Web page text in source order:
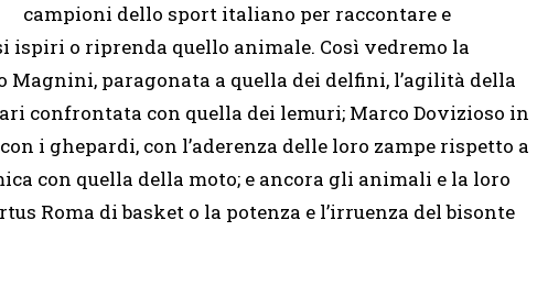
campioni dello sport italiano per raccontare e
ispiri o riprenda quello animale. Così vedremo la
paragonata a quella dei delfini, l’agilità della
confrontata con quella dei lemuri; Marco Dovizioso in
i ghepardi, con l’aderenza delle loro zampe rispetto a
con quella della moto; e ancora gli animali e la loro
Roma di basket o la potenza e l’irruenza del bisonte